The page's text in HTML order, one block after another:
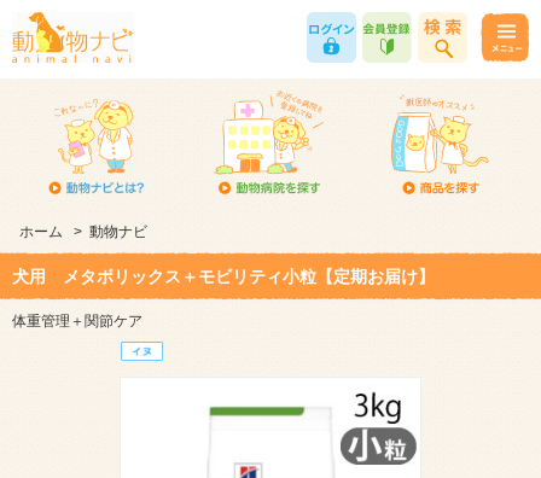
ホーム > 動物ナビ
犬用 メタボリックス＋モビリティ小粒【定期お届け】
体重管理＋関節ケア